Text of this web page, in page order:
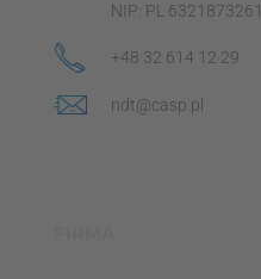
NIP: PL 6321873261
+48 32 614 12 29
ndt@casp.pl